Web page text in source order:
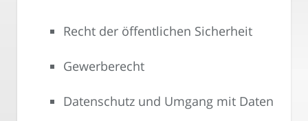
Recht der öffentlichen Sicherheit
Gewerberecht
Datenschutz und Umgang mit Daten